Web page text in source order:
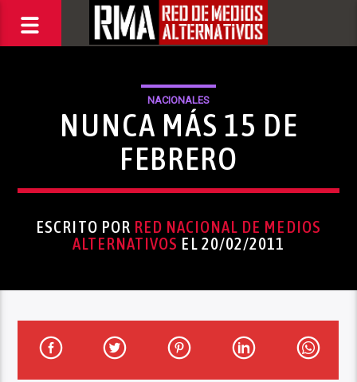
NACIONALES
NUNCA MÁS 15 DE
FEBRERO
ESCRITO POR RED NACIONAL DE MEDIOS
ALTERNATIVOS EL 20/02/2011